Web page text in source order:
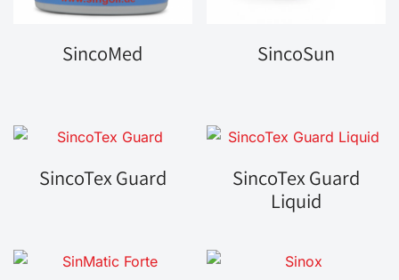
SincoMed SincoSun
SincoTex Guard
SincoTex Guard
Liquid